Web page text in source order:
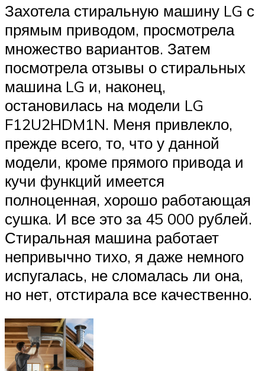
Захотела стиральную машину LG с
прямым приводом, просмотрела
множество вариантов. Затем
посмотрела отзывы о стиральных
машина LG и, наконец,
остановилась на модели LG
F12U2HDM1N. Меня привлекло,
прежде всего, то, что у данной
модели, кроме прямого привода и
кучи функций имеется
полноценная, хорошо работающая
сушка. И все это за 45 000 рублей.
Стиральная машина работает
непривычно тихо, я даже немного
испугалась, не сломалась ли она,
но нет, отстирала все качественно.